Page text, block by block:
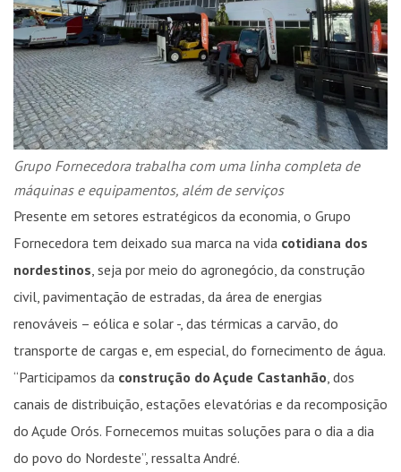
Grupo Fornecedora trabalha com uma linha completa de
máquinas e equipamentos, além de serviços
Presente em setores estratégicos da economia, o Grupo
Fornecedora tem deixado sua marca na vida cotidiana dos
nordestinos , seja por meio do agronegócio, da construção
civil, pavimentação de estradas, da área de energias
renováveis – eólica e solar -, das térmicas a carvão, do
transporte de cargas e, em especial, do fornecimento de água.
“Participamos da construção do Açude Castanhão , dos
canais de distribuição, estações elevatórias e da recomposição
do Açude Orós. Fornecemos muitas soluções para o dia a dia
do povo do Nordeste”, ressalta André.